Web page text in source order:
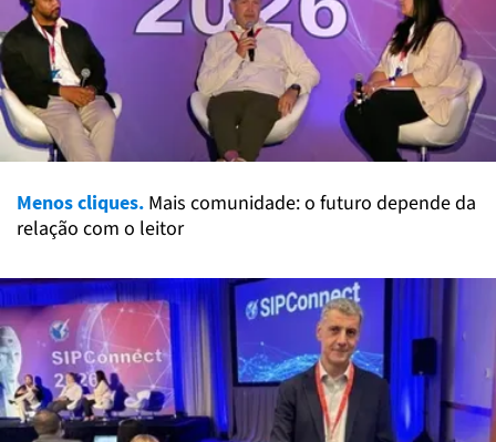
Menos cliques. Mais comunidade: o futuro depende da
relação com o leitor